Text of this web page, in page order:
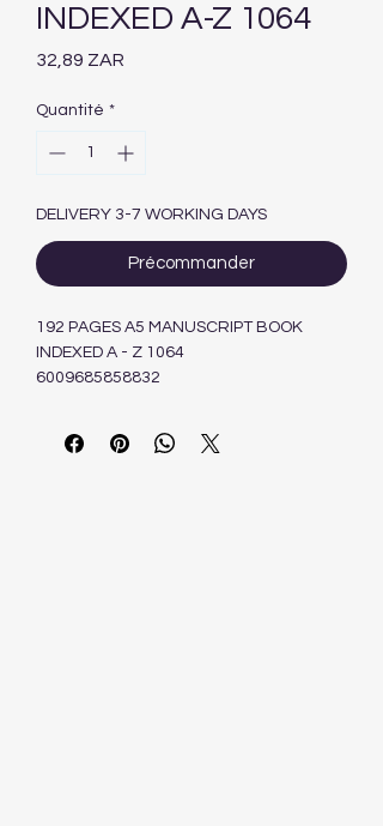
INDEXED A-Z 1064
32,89 ZAR
Quantité *
DELIVERY 3-7 WORKING DAYS
Précommander
192 PAGES A5 MANUSCRIPT BOOK
INDEXED A - Z 1064
6009685858832